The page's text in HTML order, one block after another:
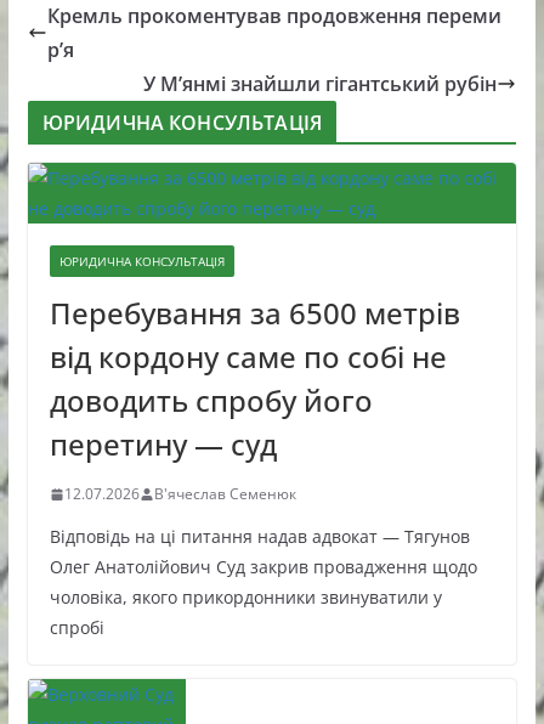
Кремль прокоментував продовження переми
р’я
У М’янмі знайшли гігантський рубін
ЮРИДИЧНА КОНСУЛЬТАЦІЯ
ЮРИДИЧНА КОНСУЛЬТАЦІЯ
Перебування за 6500 метрів
від кордону саме по собі не
доводить спробу його
перетину — суд
12.07.2026 В'ячеслав Семенюк
Відповідь на ці питання надав адвокат — Тягунов
Олег Анатолійович Суд закрив провадження щодо
чоловіка, якого прикордонники звинуватили у
спробі